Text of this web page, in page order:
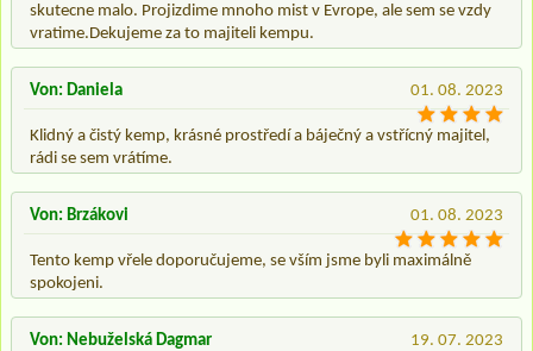
skutecne malo. Projizdime mnoho mist v Evrope, ale sem se vzdy
vratime.Dekujeme za to majiteli kempu.
01. 08. 2023
Von: Daniela
Klidný a čistý kemp, krásné prostředí a báječný a vstřícný majitel,
rádi se sem vrátíme.
01. 08. 2023
Von: Brzákovi
Tento kemp vřele doporučujeme, se vším jsme byli maximálně
spokojeni.
19. 07. 2023
Von: Nebuželská Dagmar